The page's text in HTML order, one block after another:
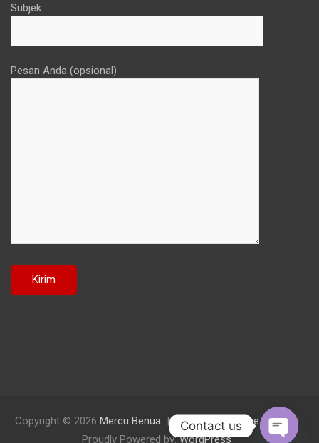
Subjek
Pesan Anda (opsional)
Copyright © 2026 Mercu Benua Theme by: Theme Horse
Proudly Powered by:WordPress
Contact us